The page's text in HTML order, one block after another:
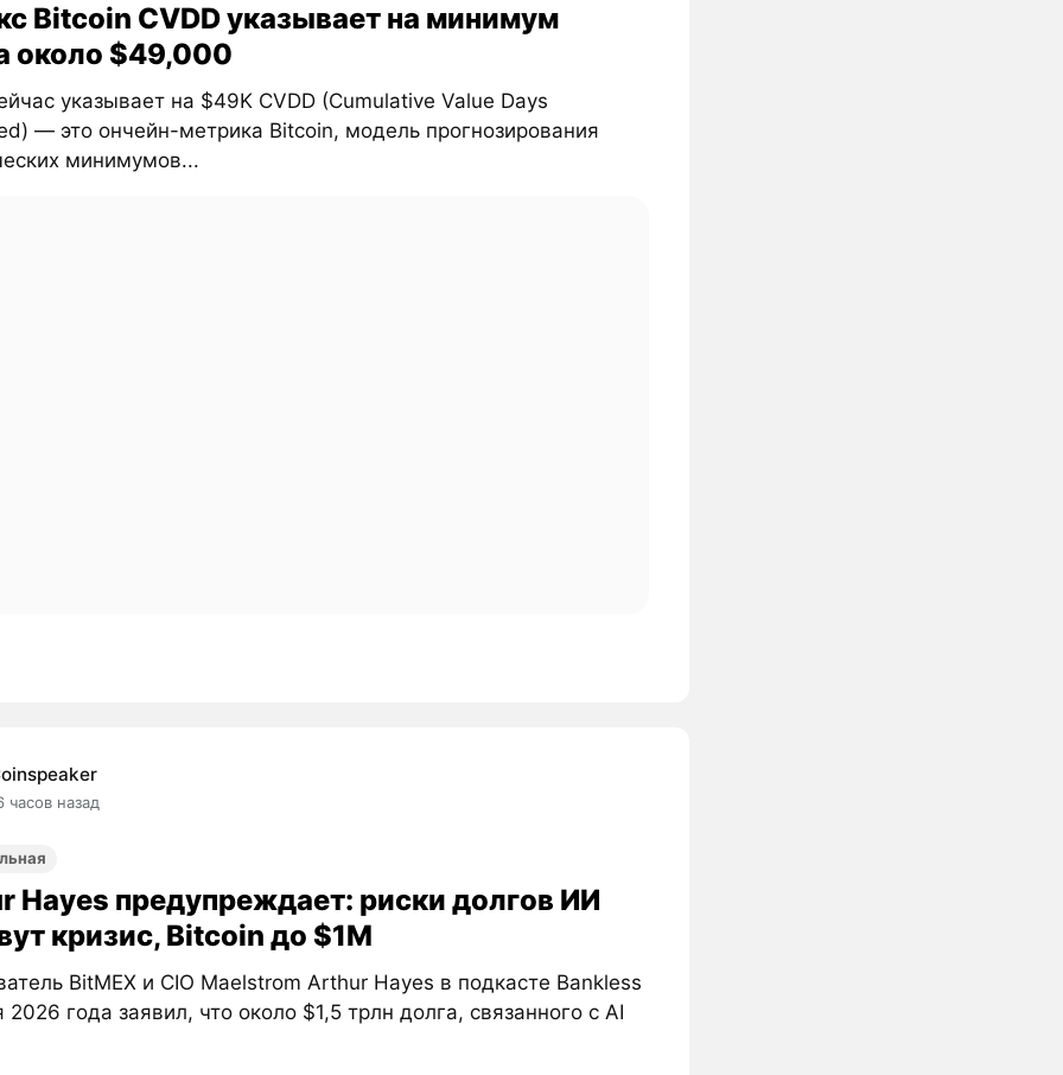
Bitcoin CVDD указывает на минимум
около $49,000
указывает на $49K CVDD (Cumulative Value Days
— это ончейн-метрика Bitcoin, модель прогнозирования
минимумов...
часов назад
Hayes предупреждает: риски долгов ИИ
кризис, Bitcoin до $1M
BitMEX и CIO Maelstrom Arthur Hayes в подкасте Bankless
года заявил, что около $1,5 трлн долга, связанного с AI